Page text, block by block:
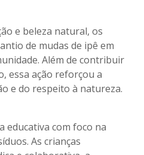
e beleza natural, os
de mudas de ipê em
Além de contribuir
essa ação reforçou a
e do respeito à natureza.
educativa com foco na
As crianças